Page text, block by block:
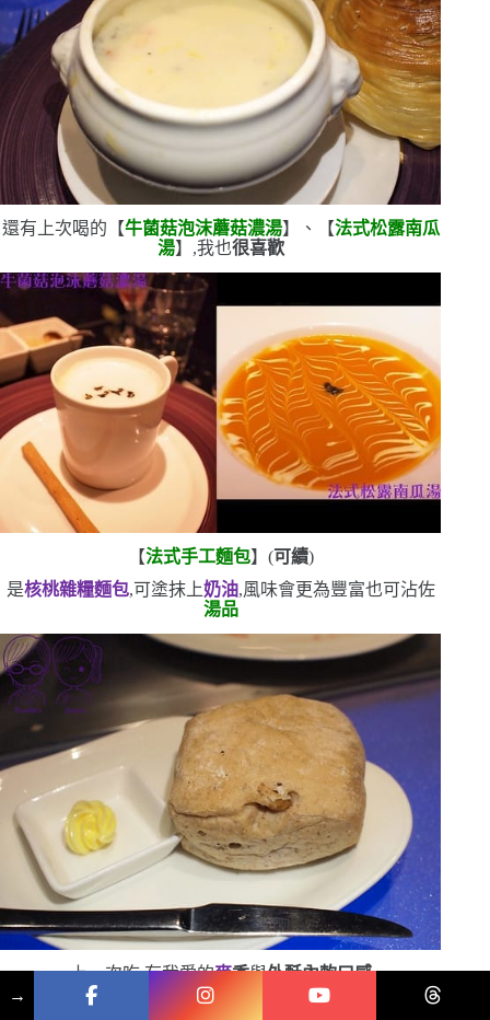
還有上次喝的【牛菌菇泡沫蘑菇濃湯】、【法式松露南瓜
湯】,我也很喜歡
【法式手工麵包】 (可續)
是核桃雜糧麵包,可塗抹上奶油,風味會更為豐富也可沾佐
湯品
上一次吃,有我愛的麥香與外酥內軟口感
但這次實在吃太慢了放到冷掉,就覺得一般般
→